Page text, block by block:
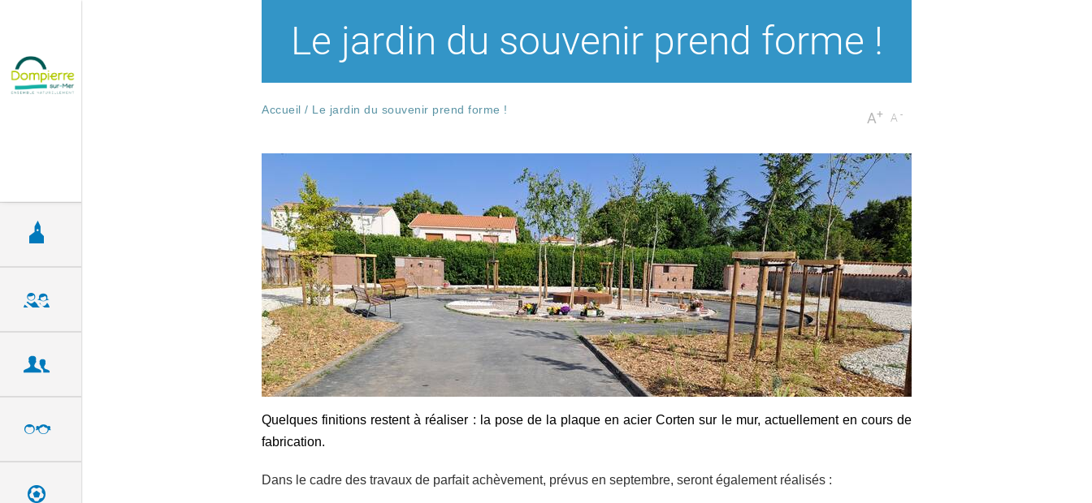
Le jardin du souvenir prend forme !
-
A
+
A
Accueil / Le jardin du souvenir prend forme !
Quelques finitions restent à réaliser : la pose de la plaque en acier Corten sur le mur, actuellement en cours de
fabrication.
Dans le cadre des travaux de parfait achèvement, prévus en septembre, seront également réalisés :